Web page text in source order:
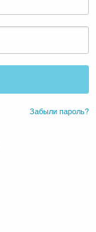
Забыли пароль?